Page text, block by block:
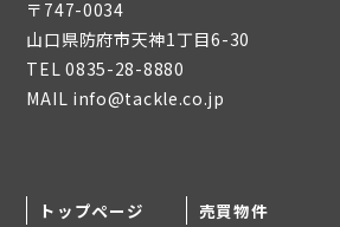
〒747-0034
山口県防府市天神1丁目6-30
TEL 0835-28-8880
MAIL info@tackle.co.jp
トップページ 売買物件